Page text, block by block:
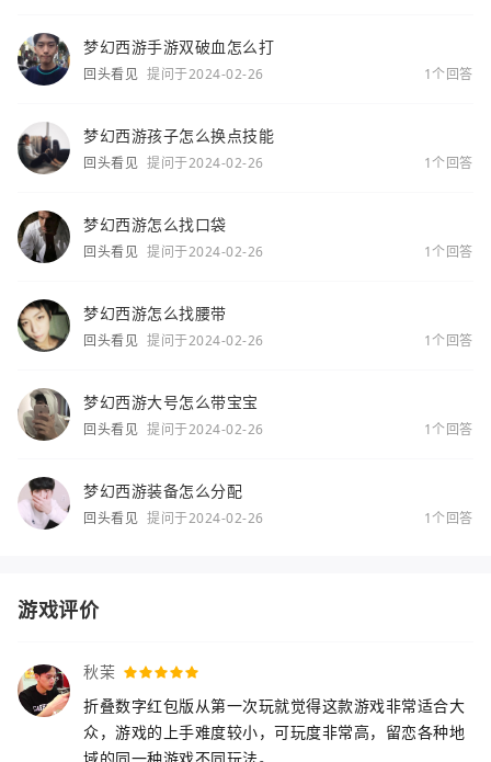
梦幻西游手游双破血怎么打
回头看见 提问于2024-02-26 1个回答
梦幻西游孩子怎么换点技能
回头看见 提问于2024-02-26 1个回答
梦幻西游怎么找口袋
回头看见 提问于2024-02-26 1个回答
梦幻西游怎么找腰带
回头看见 提问于2024-02-26 1个回答
梦幻西游大号怎么带宝宝
回头看见 提问于2024-02-26 1个回答
梦幻西游装备怎么分配
回头看见 提问于2024-02-26 1个回答
游戏评价
秋茉
折叠数字红包版从第一次玩就觉得这款游戏非常适合大
众，游戏的上手难度较小，可玩度非常高，留恋各种地